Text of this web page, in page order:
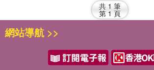
共 1 筆
第 1 頁
網站導航 >>